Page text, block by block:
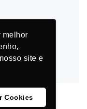
melhor
site e
Cookies